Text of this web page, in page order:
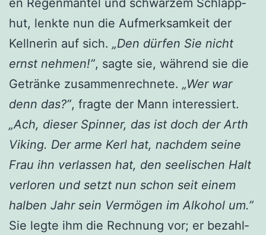
hut, lenk­te nun die Auf­merk­sam­keit der
Kell­ne­rin auf sich. „Den dür­fen Sie nicht
ernst neh­men!”, sag­te sie, wäh­rend sie die
Geträn­ke zusam­men­rech­ne­te. „Wer war
denn das?”, frag­te der Mann inter­es­siert.
„Ach, die­ser Spin­ner, das ist doch der Arth
Viking. Der arme Kerl hat, nach­dem sei­ne
Frau ihn ver­las­sen hat, den see­li­schen Halt
ver­lo­ren und setzt nun schon seit einem
hal­ben Jahr sein Ver­mö­gen im Alko­hol um.”
Sie leg­te ihm die Rech­nung vor; er bezahl­